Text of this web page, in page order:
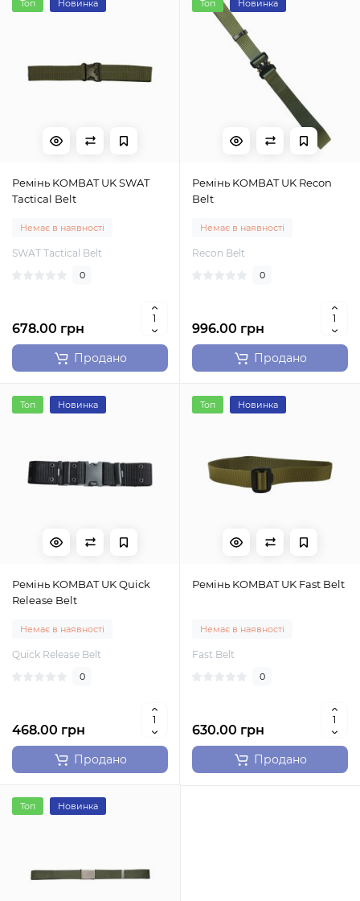
Топ Новинка
Ремінь KOMBAT UK SWAT
Tactical Belt
Немає в наявності
SWAT Tactical Belt
0
678.00 грн
Продано
Топ Новинка
Ремінь KOMBAT UK Recon
Belt
Немає в наявності
Recon Belt
0
996.00 грн
Продано
Топ Новинка
Ремінь KOMBAT UK Quick
Release Belt
Немає в наявності
Quick Release Belt
0
468.00 грн
Продано
Топ Новинка
Ремінь KOMBAT UK Fast Belt
Немає в наявності
Fast Belt
0
630.00 грн
Продано
Топ Новинка